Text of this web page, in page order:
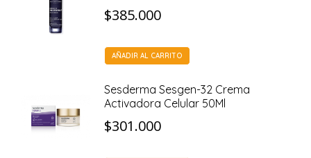
$385.000
AÑADIR AL CARRITO
Sesderma Sesgen-32 Crema
Activadora Celular 50Ml
$301.000